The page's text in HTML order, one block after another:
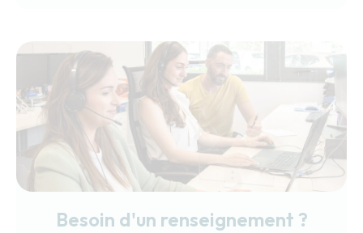
Besoin d'un renseignement ?